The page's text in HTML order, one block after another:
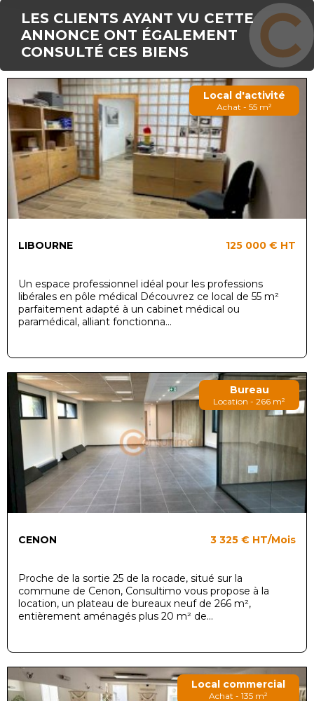
LES CLIENTS AYANT VU CETTE
ANNONCE ONT ÉGALEMENT
CONSULTÉ CES BIENS
Local d'activité
Achat - 55 m²
LIBOURNE 125 000 € HT
Un espace professionnel idéal pour les professions
libérales en pôle médical Découvrez ce local de 55 m²
parfaitement adapté à un cabinet médical ou
paramédical, alliant fonctionna...
Bureau
Location - 266 m²
CENON 3 325 € HT/Mois
Proche de la sortie 25 de la rocade, situé sur la
commune de Cenon, Consultimo vous propose à la
location, un plateau de bureaux neuf de 266 m²,
entièrement aménagés plus 20 m² de...
Local commercial
Achat - 135 m²